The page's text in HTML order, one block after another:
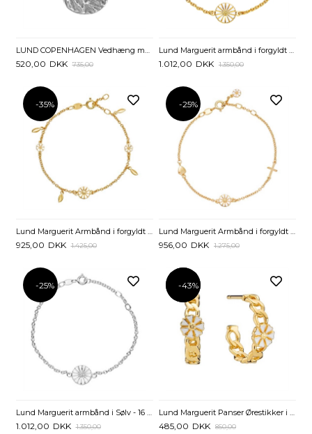
LUND COPENHAGEN Vedhæng med ID-Plade i 925 Sterling Sølv
520,00 DKK 735,00
Lund Marguerit armbånd i forgyldt Sølv - 16 til 19 cm
1.012,00 DKK 1.350,00
-35%
Lund Marguerit Armbånd i forgyldt Sølv med Blade - 17 til 19 cm
925,00 DKK 1.425,00
-25%
Lund Marguerit Armbånd i forgyldt Sølv med Tro Håb og Kærlighed - 17 til 19 cm
956,00 DKK 1.275,00
-25%
Lund Marguerit armbånd i Sølv - 16 til 19 cm
1.012,00 DKK 1.350,00
-43%
-43%
Lund Marguerit Panser Ørestikker i forgyldt Sølv
485,00 DKK 850,00